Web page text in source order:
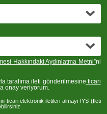
Hakkındaki Aydınlatma Metni”ni
tarafıma ileti gönderilmesine ticari
onay veriyorum.
ticari elektronik iletileri almayı İYS (İleti